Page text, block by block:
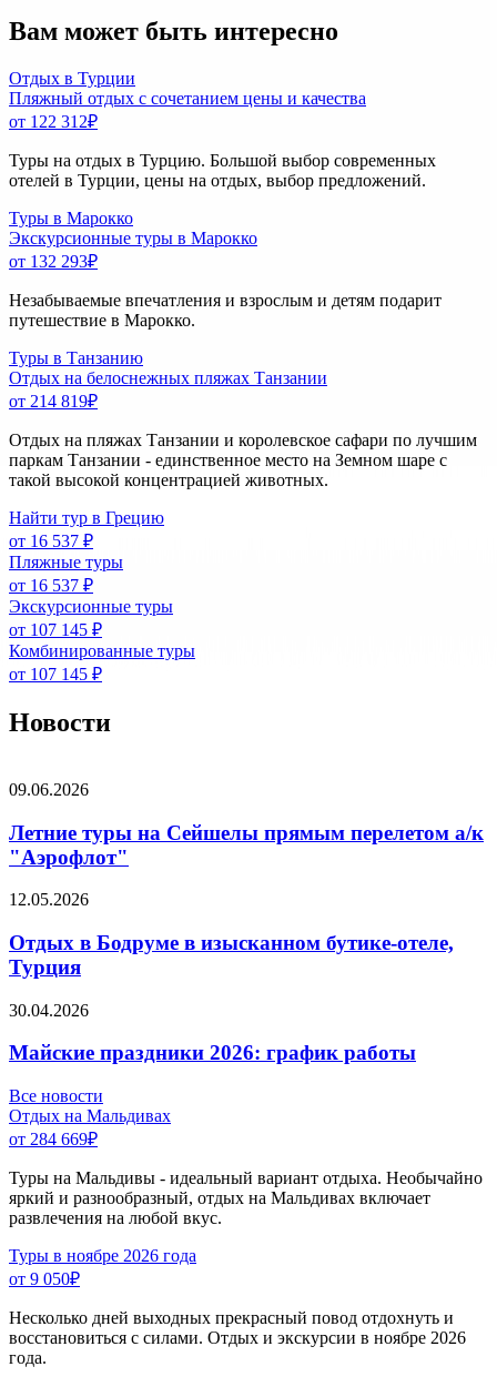
Вам может быть интересно
Отдых в Турции
Пляжный отдых с сочетанием цены и качества
от 122 312₽
Туры на отдых в Турцию. Большой выбор современных
отелей в Турции, цены на отдых, выбор предложений.
Туры в Марокко
Экскурсионные туры в Марокко
от 132 293₽
Незабываемые впечатления и взрослым и детям подарит
путешествие в Марокко.
Туры в Танзанию
Отдых на белоснежных пляжах Танзании
от 214 819₽
Отдых на пляжах Танзании и королевское сафари по лучшим
паркам Танзании - единственное место на Земном шаре с
такой высокой концентрацией животных.
Найти тур в Грецию
от 16 537 ₽
Пляжные туры
от 16 537 ₽
Экскурсионные туры
от 107 145 ₽
Комбинированные туры
от 107 145 ₽
Новости
09.06.2026
Летние туры на Сейшелы прямым перелетом а/к
"Аэрофлот"
12.05.2026
Отдых в Бодруме в изысканном бутике-отеле,
Турция
30.04.2026
Майские праздники 2026: график работы
Все новости
Отдых на Мальдивах
от 284 669₽
Туры на Мальдивы - идеальный вариант отдыха. Необычайно
яркий и разнообразный, отдых на Мальдивах включает
развлечения на любой вкус.
Туры в ноябре 2026 года
от 9 050₽
Несколько дней выходных прекрасный повод отдохнуть и
восстановиться с силами. Отдых и экскурсии в ноябре 2026
года.